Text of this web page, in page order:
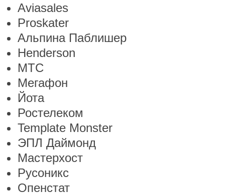
Aviasales
Proskater
Альпина Паблишер
Henderson
МТС
Мегафон
Йота
Ростелеком
Template Monster
ЭПЛ Даймонд
Мастерхост
Русоникс
Опенстат